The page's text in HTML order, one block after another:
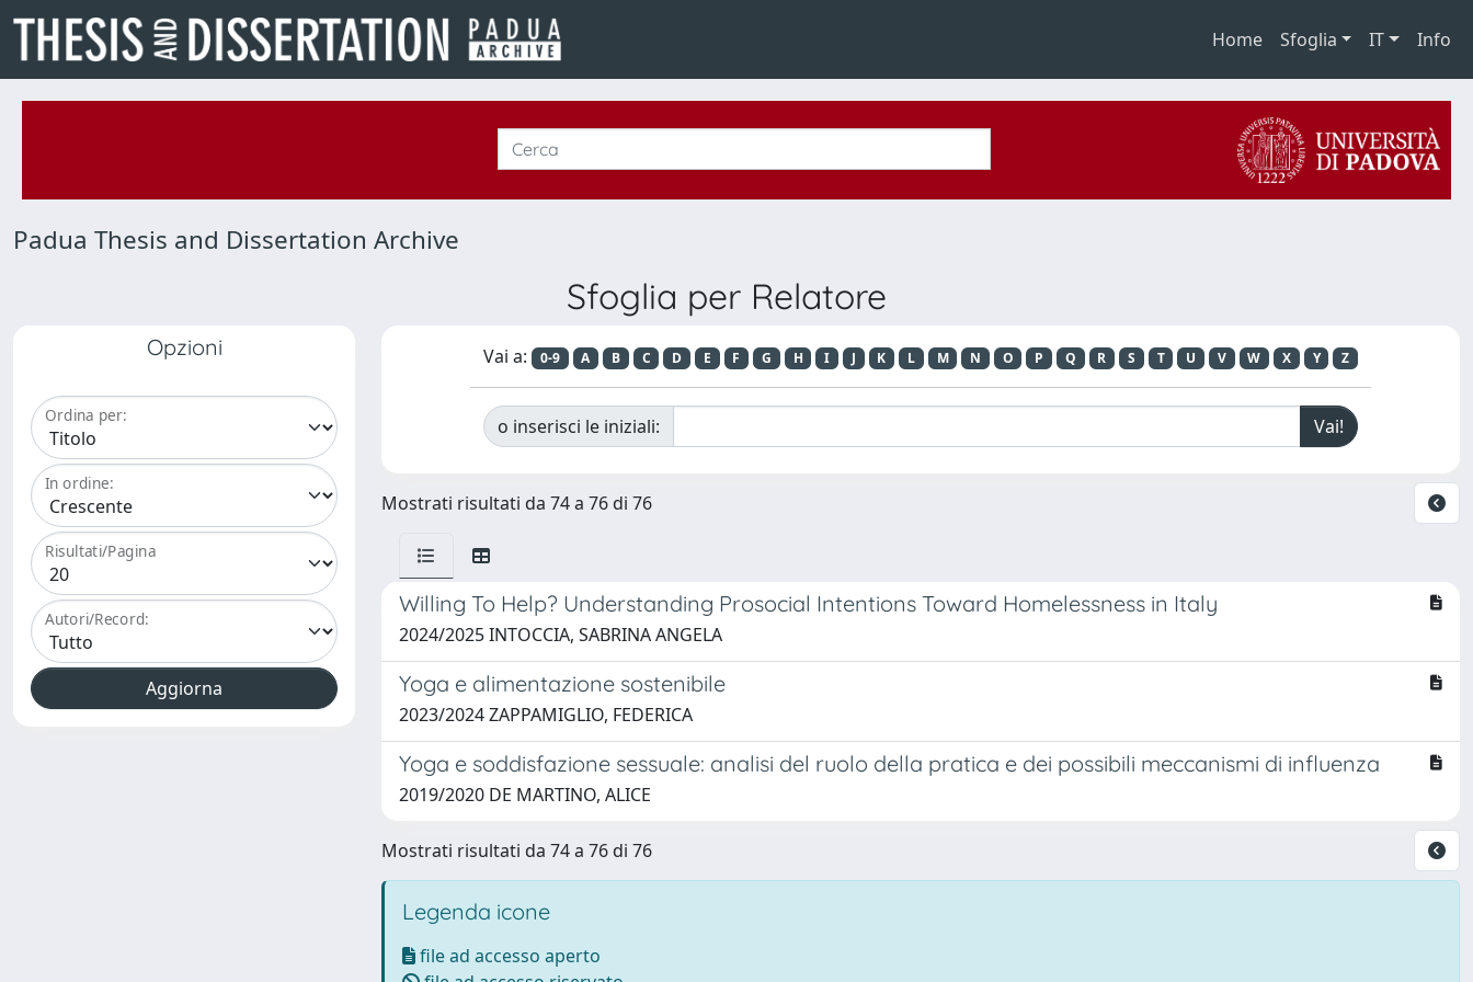
Home Sfoglia IT Info
Padua Thesis and Dissertation Archive
Sfoglia per Relatore
Opzioni
Ordina per:
In ordine:
Risultati/Pagina
Autori/Record:
Vai a: 0-9 A B C D E F G H I J K L M N O P Q R S T U V W X Y Z
o inserisci le iniziali:
Mostrati risultati da 74 a 76 di 76
Willing To Help? Understanding Prosocial Intentions Toward Homelessness in Italy
2024/2025 INTOCCIA, SABRINA ANGELA
Yoga e alimentazione sostenibile
2023/2024 ZAPPAMIGLIO, FEDERICA
Yoga e soddisfazione sessuale: analisi del ruolo della pratica e dei possibili meccanismi di influenza
2019/2020 DE MARTINO, ALICE
Mostrati risultati da 74 a 76 di 76
Legenda icone
file ad accesso aperto